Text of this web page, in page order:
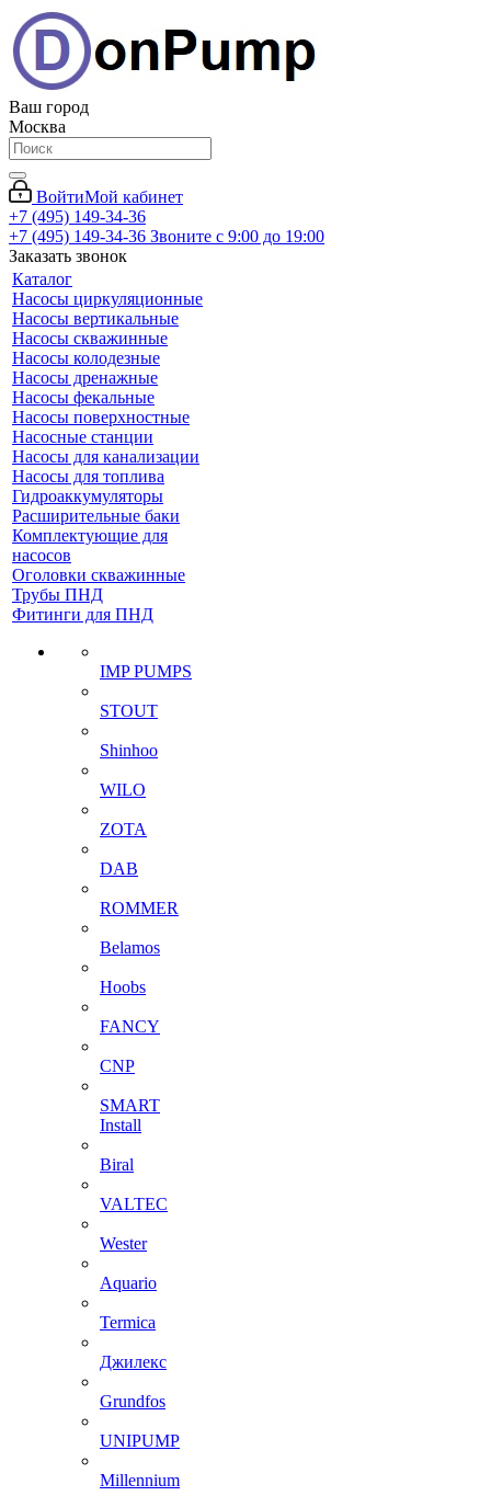
Ваш город
Москва
ВойтиМой кабинет
+7 (495) 149-34-36
+7 (495) 149-34-36 Звоните с 9:00 до 19:00
Заказать звонок
Каталог
Насосы циркуляционные
Насосы вертикальные
Насосы скважинные
Насосы колодезные
Насосы дренажные
Насосы фекальные
Насосы поверхностные
Насосные станции
Насосы для канализации
Насосы для топлива
Гидроаккумуляторы
Расширительные баки
Комплектующие для
насосов
Оголовки скважинные
Трубы ПНД
Фитинги для ПНД
IMP PUMPS
STOUT
Shinhoo
WILO
ZOTA
DAB
ROMMER
Belamos
Hoobs
FANCY
CNP
SMART
Install
Biral
VALTEC
Wester
Aquario
Termica
Джилекс
Grundfos
UNIPUMP
Millennium